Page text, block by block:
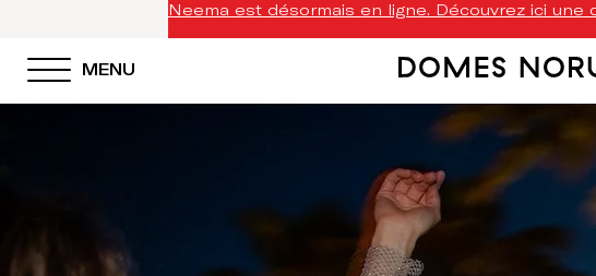
Neema est désormais en ligne. Découvrez ici
MENU